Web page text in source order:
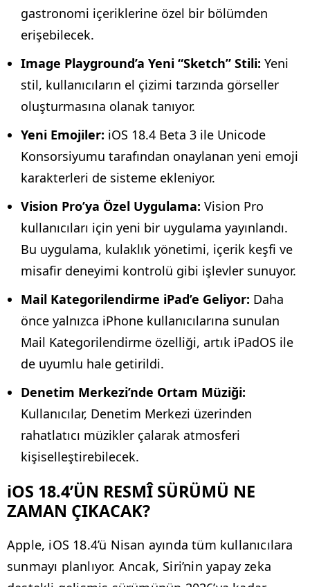
gastronomi içeriklerine özel bir bölümden
erişebilecek.
Image Playground’a Yeni “Sketch” Stili: Yeni
stil, kullanıcıların el çizimi tarzında görseller
oluşturmasına olanak tanıyor.
Yeni Emojiler: iOS 18.4 Beta 3 ile Unicode
Konsorsiyumu tarafından onaylanan yeni emoji
karakterleri de sisteme ekleniyor.
Vision Pro’ya Özel Uygulama: Vision Pro
kullanıcıları için yeni bir uygulama yayınlandı.
Bu uygulama, kulaklık yönetimi, içerik keşfi ve
misafir deneyimi kontrolü gibi işlevler sunuyor.
Mail Kategorilendirme iPad’e Geliyor: Daha
önce yalnızca iPhone kullanıcılarına sunulan
Mail Kategorilendirme özelliği, artık iPadOS ile
de uyumlu hale getirildi.
Denetim Merkezi’nde Ortam Müziği:
Kullanıcılar, Denetim Merkezi üzerinden
rahatlatıcı müzikler çalarak atmosferi
kişiselleştirebilecek.
iOS 18.4’ÜN RESMÎ SÜRÜMÜ NE
ZAMAN ÇIKACAK?
Apple, iOS 18.4’ü Nisan ayında tüm kullanıcılara
sunmayı planlıyor. Ancak, Siri’nin yapay zeka